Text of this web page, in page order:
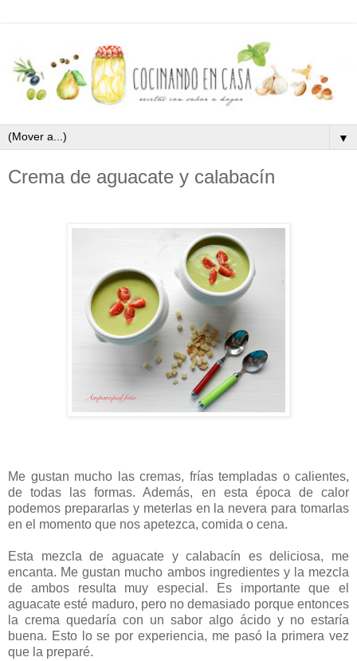
▼
Crema de aguacate y calabacín
Me gustan mucho las cremas, frías templadas o calientes,
de todas las formas. Además, en esta época de calor
podemos prepararlas y meterlas en la nevera para tomarlas
en el momento que nos apetezca, comida o cena.
Esta mezcla de aguacate y calabacín es deliciosa, me
encanta. Me gustan mucho ambos ingredientes y la mezcla
de ambos resulta muy especial. Es importante que el
aguacate esté maduro, pero no demasiado porque entonces
la crema quedaría con un sabor algo ácido y no estaría
buena. Esto lo se por experiencia, me pasó la primera vez
que la preparé.